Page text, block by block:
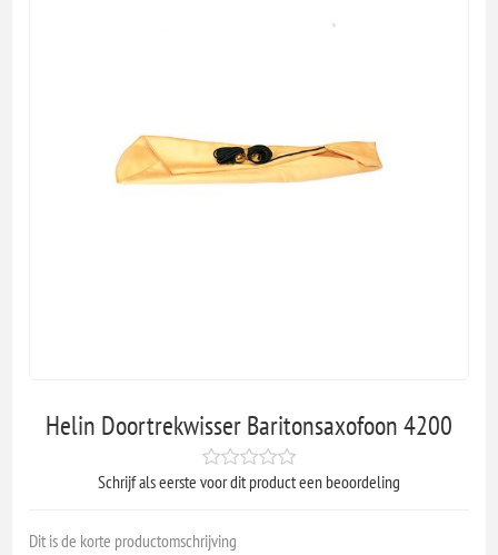
Helin Doortrekwisser Baritonsaxofoon 4200
Schrijf als eerste voor dit product een beoordeling
Dit is de korte productomschrijving